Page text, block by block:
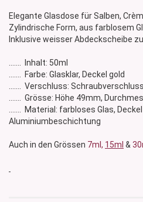
Elegante Glasdose für Salben,
Zylindrische Form, aus farblosem
Inklusive weisser Abdeckscheibe
....... Inhalt: 50ml
....... Farbe: Glasklar, Deckel gold
....... Verschluss: Schraubverschluss
....... Grösse: Höhe 49mm,
....... Material: farbloses Glas,
Aluminiumbeschichtung
Auch in den Grössen 7ml, 15ml &